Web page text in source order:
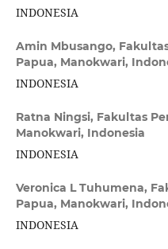
INDONESIA
Amin Mbusango,
Papua, Manokwari,
INDONESIA
Ratna Ningsi, Fakultas
Manokwari, Indonesia
INDONESIA
Veronica L Tuhumena,
Papua, Manokwari,
INDONESIA